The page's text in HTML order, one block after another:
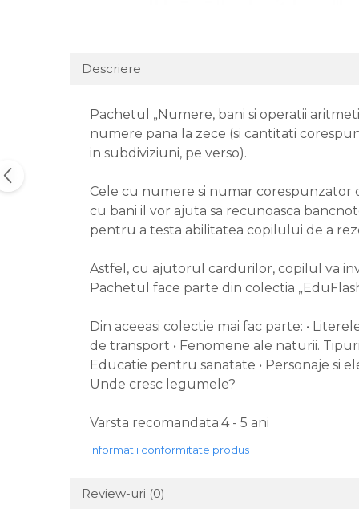
Descriere
Pachetul „Numere, bani si operatii
numere pana la zece (si cantitati
in subdiviziuni, pe verso).
Cele cu numere si numar corespunzator
cu bani il vor ajuta sa recunoasca
pentru a testa abilitatea copilului de a
Astfel, cu ajutorul cardurilor, copilul va
Pachetul face parte din colectia
Din aceeasi colectie mai fac parte: •
de transport • Fenomene ale naturii.
Educatie pentru sanatate • Personaje si
Unde cresc legumele?
Varsta recomandata:4 - 5 ani
Informatii conformitate produs
Review-uri (0)